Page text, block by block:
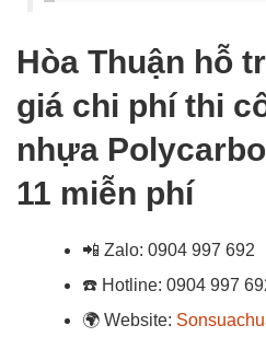
Hòa Thuận hỗ
giá chi phí thi
nhựa
11 miễn phí
📲 Zalo: 0904 997 692
☎️ Hotline: 0904 997
🌍 Website: